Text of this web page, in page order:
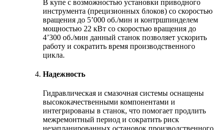
В купе с возможностью установки приводного
инструмента (прецизионных блоков) со скоростью
вращения до 5’000 об./мин и контршпинделем
мощностью 22 кВт со скоростью вращения до
4’300 об./мин данный станок позволяет ускорить
работу и сократить время производственного
цикла.
Надежность
Гидравлическая и смазочная системы оснащены
высококачественными компонентами и
интегрированы в станок, что помогает продлить
межремонтный период и сократить риск